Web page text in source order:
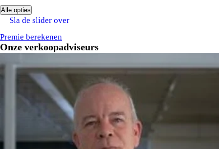
Alle opties
Verzekeren bij Century:
tot 5 jaar nieuwwaarderegeling
Premie berekenen
Onze verkoopadviseurs
Sla de slider over